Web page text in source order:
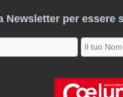
Newsletter per